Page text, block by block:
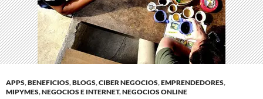
APPS,BENEFICIOS,BLOGS,CIBER NEGOCIOS,EMPRENDEDORES,
MIPYMES,NEGOCIOS E INTERNET,NEGOCIOS ONLINE